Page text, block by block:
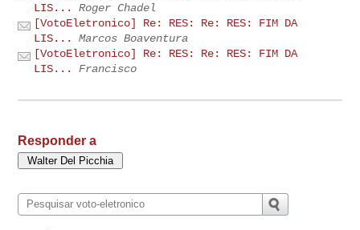
LIS...
Roger Chadel
[VotoEletronico] Re: RES: Re: RES: FIM DA
LIS...
Marcos Boaventura
[VotoEletronico] Re: RES: Re: RES: FIM DA
LIS...
Francisco
Responder a